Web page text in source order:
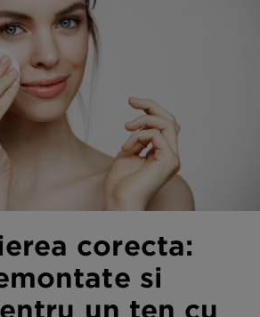
corecta:
si
un ten cu